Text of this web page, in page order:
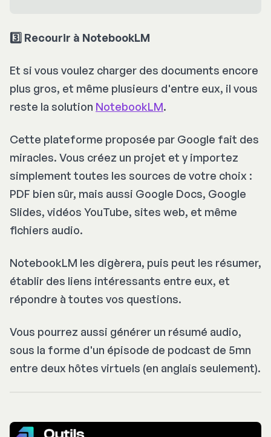
3️⃣ Recourir à NotebookLM
Et si vous voulez charger des documents encore
plus gros, et même plusieurs d'entre eux, il vous
reste la solution NotebookLM.
Cette plateforme proposée par Google fait des
miracles. Vous créez un projet et y importez
simplement toutes les sources de votre choix :
PDF bien sûr, mais aussi Google Docs, Google
Slides, vidéos YouTube, sites web, et même
fichiers audio.
NotebookLM les digèrera, puis peut les résumer,
établir des liens intéressants entre eux, et
répondre à toutes vos questions.
Vous pourrez aussi générer un résumé audio,
sous la forme d'un épisode de podcast de 5mn
entre deux hôtes virtuels (en anglais seulement).